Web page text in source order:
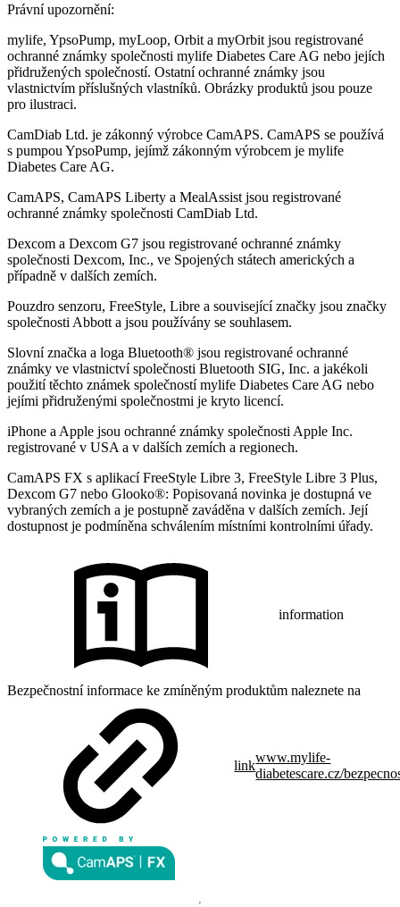
Právní upozornění:
mylife, YpsoPump, myLoop, Orbit a myOrbit jsou registrované
ochranné známky společnosti mylife Diabetes Care AG nebo jejích
přidružených společností. Ostatní ochranné známky jsou
vlastnictvím příslušných vlastníků. Obrázky produktů jsou pouze
pro ilustraci.
CamDiab Ltd. je zákonný výrobce CamAPS. CamAPS se používá
s pumpou YpsoPump, jejímž zákonným výrobcem je mylife
Diabetes Care AG.
CamAPS, CamAPS Liberty a MealAssist jsou registrované
ochranné známky společnosti CamDiab Ltd.
Dexcom a Dexcom G7 jsou registrované ochranné známky
společnosti Dexcom, Inc., ve Spojených státech amerických a
případně v dalších zemích.
Pouzdro senzoru, FreeStyle, Libre a související značky jsou značky
společnosti Abbott a jsou používány se souhlasem.
Slovní značka a loga Bluetooth® jsou registrované ochranné
známky ve vlastnictví společnosti Bluetooth SIG, Inc. a jakékoli
použití těchto známek společností mylife Diabetes Care AG nebo
jejími přidruženými společnostmi je kryto licencí.
iPhone a Apple jsou ochranné známky společnosti Apple Inc.
registrované v USA a v dalších zemích a regionech.
CamAPS FX s aplikací FreeStyle Libre 3, FreeStyle Libre 3 Plus,
Dexcom G7 nebo Glooko®: Popisovaná novinka je dostupná ve
vybraných zemích a je postupně zaváděna v dalších zemích. Její
dostupnost je podmíněna schválením místními kontrolními úřady.
information
Bezpečnostní informace ke zmíněným produktům naleznete na
link
www.mylife-
diabetescare.cz/